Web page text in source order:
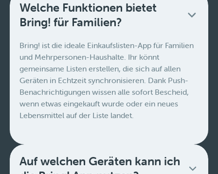
Welche Funktionen bietet
Bring! für Familien?
Bring! ist die ideale Einkaufslisten-App für Familien
und Mehrpersonen-Haushalte. Ihr könnt
gemeinsame Listen erstellen, die sich auf allen
Geräten in Echtzeit synchronisieren. Dank Push-
Benachrichtigungen wissen alle sofort Bescheid,
wenn etwas eingekauft wurde oder ein neues
Lebensmittel auf der Liste landet.
Auf welchen Geräten kann ich